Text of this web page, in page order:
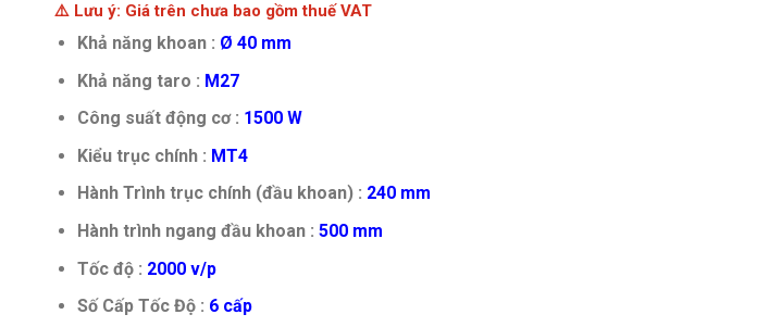
⚠️ Lưu ý: Giá trên chưa bao gồm thuế VAT
Khả năng khoan : Ø 40 mm
Khả năng taro : M27
Công suất động cơ : 1500 W
Kiểu trục chính : MT4
Hành Trình trục chính (đầu khoan) : 240 mm
Hành trình ngang đầu khoan : 500 mm
Tốc độ : 2000 v/p
Số Cấp Tốc Độ : 6 cấp